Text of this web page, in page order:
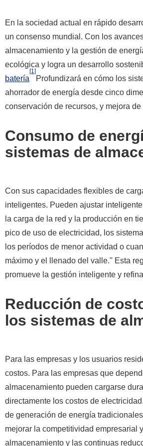
En la sociedad actual en rápido
un consenso mundial. Con los
almacenamiento y la gestión de
ecológica y logra un desarrollo
batería
[1]
Profundizará en cómo los
ahorrador de energía desde cinco
conservación de recursos, y mejora
Consumo de
sistemas de
Con sus capacidades flexibles de
inteligentes. Pueden ajustar
la carga de la red y la producción en
pico de uso de electricidad, los
los períodos de menor actividad o
máximo y el llenado del valle." Esta
promueve la gestión inteligente y
Reducción de
los sistemas de
Para las empresas y los usuarios
costos. Para las empresas que
almacenamiento pueden cargarse
directamente los costos de
de generación de energía
mejorar la competitividad empresarial
almacenamiento y las continuas